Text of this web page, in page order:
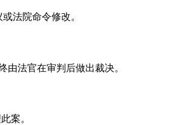
法院命令修改。
由法官在审判后做出裁决。
案。